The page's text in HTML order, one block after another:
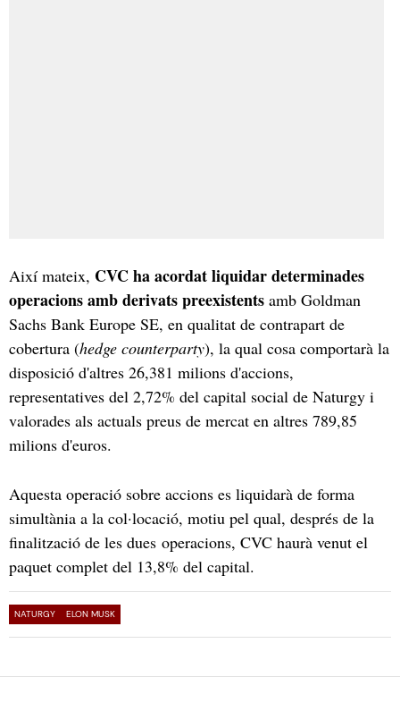
Així mateix, CVC ha acordat liquidar determinades
operacions amb derivats preexistents amb Goldman
Sachs Bank Europe SE, en qualitat de contrapart de
cobertura (hedge counterparty), la qual cosa comportarà la
disposició d'altres 26,381 milions d'accions,
representatives del 2,72% del capital social de Naturgy i
valorades als actuals preus de mercat en altres 789,85
milions d'euros.
Aquesta operació sobre accions es liquidarà de forma
simultània a la col·locació, motiu pel qual, després de la
finalització de les dues operacions, CVC haurà venut el
paquet complet del 13,8% del capital.
NATURGY ELON MUSK